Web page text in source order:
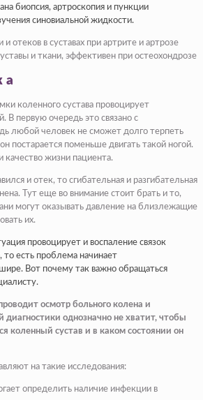
биопсия, артроскопия и пункции
синовиальной жидкости.
отеков в суставах при артрите и артрозе
и ткани, эффективен при остеохондрозе
коленного сустава провоцирует
В первую очередь это связано с
любой человек не сможет долго терпеть
постарается поменьше двигать такой ногой.
качество жизни пациента.
и отек, то сгибательная и разгибательная
Тут еще во внимание стоит брать и то,
могут оказывать давление на близлежащие
их.
провоцирует и воспаление связок
то есть проблема начинает
шире. Вот почему так важно обращаться
осмотр больного колена и
диагностики однозначно не хватит, чтобы
коленный сустав и в каком состоянии он
на такие исследования:
определить наличие инфекции в